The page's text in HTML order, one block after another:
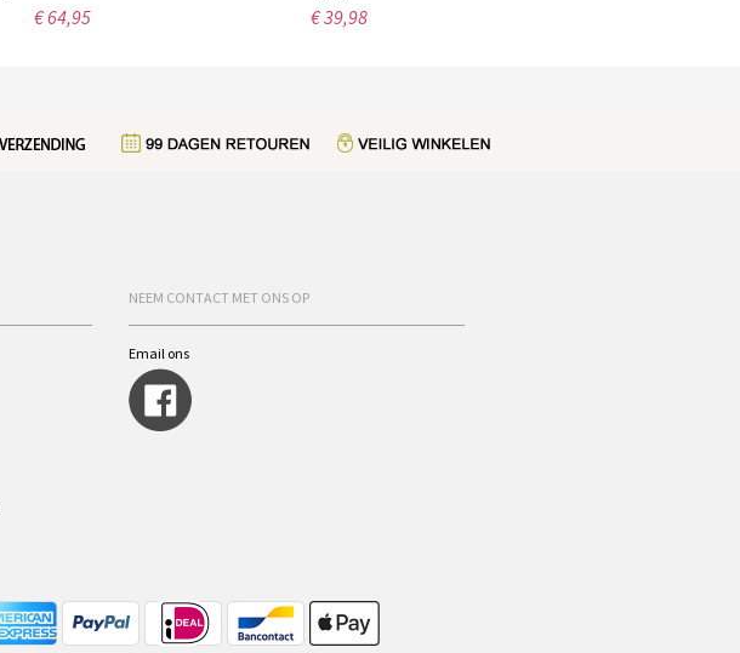
€ 64,95 € 39,98
NEEM CONTACT MET ONS OP
Email ons